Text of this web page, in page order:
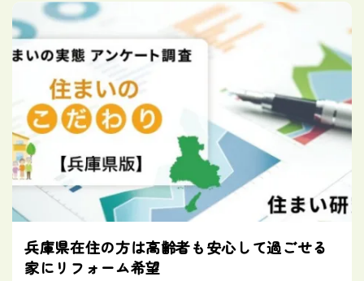
兵庫県在住の方は高齢者も安心して過ごせる
家にリフォーム希望